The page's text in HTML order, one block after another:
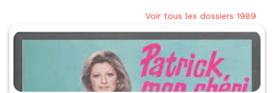
Voir tous les dossiers 1989